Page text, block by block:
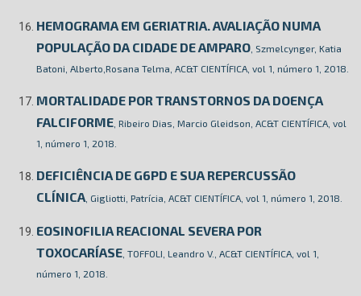
HEMOGRAMA EM GERIATRIA. AVALIAÇÃO NUMA
POPULAÇÃO DA CIDADE DE AMPARO , Szmelcynger, Katia
Batoni, Alberto,Rosana Telma, AC&T CIENTÍFICA, vol 1, número 1, 2018.
MORTALIDADE POR TRANSTORNOS DA DOENÇA
FALCIFORME , Ribeiro Dias, Marcio Gleidson, AC&T CIENTÍFICA, vol
1, número 1, 2018.
DEFICIÊNCIA DE G6PD E SUA REPERCUSSÃO
CLÍNICA , Gigliotti, Patrícia, AC&T CIENTÍFICA, vol 1, número 1, 2018.
EOSINOFILIA REACIONAL SEVERA POR
TOXOCARÍASE , TOFFOLI, Leandro V., AC&T CIENTÍFICA, vol 1,
número 1, 2018.